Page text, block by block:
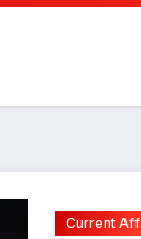
Current